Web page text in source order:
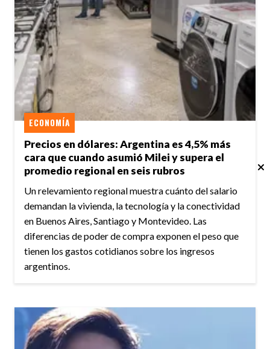
Precios en dólares: Argentina es 4,5% más
cara que cuando asumió Milei y supera el
promedio regional en seis rubros
ECONOMÍA
Un relevamiento regional muestra cuánto del salario
demandan la vivienda, la tecnología y la conectividad
en Buenos Aires, Santiago y Montevideo. Las
diferencias de poder de compra exponen el peso que
tienen los gastos cotidianos sobre los ingresos
argentinos.